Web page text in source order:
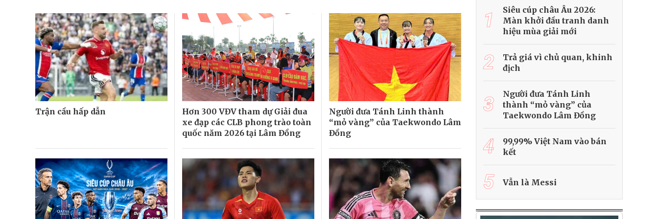
Trận cầu hấp dẫn
Hơn 300 VĐV tham dự Giải đua
xe đạp các CLB phong trào toàn
quốc năm 2026 tại Lâm Đồng
Người đưa Tánh Linh thành
“mỏ vàng” của Taekwondo Lâm
Đồng
1
Siêu cúp châu Âu 2026:
Màn khởi đầu tranh danh
hiệu mùa giải mới
2
Trả giá vì chủ quan, khinh
địch
3
Người đưa Tánh Linh
thành “mỏ vàng” của
Taekwondo Lâm Đồng
4
99,99% Việt Nam vào bán
kết
5 Vẫn là Messi